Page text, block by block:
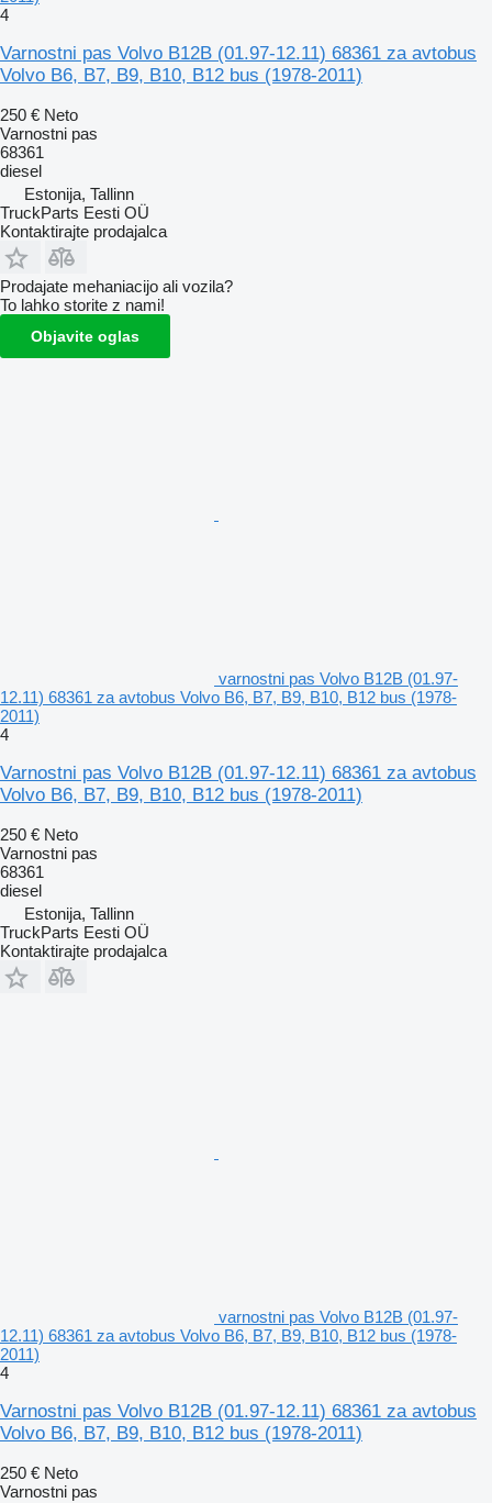
4
Varnostni pas Volvo B12B (01.97-12.11) 68361 za avtobus
Volvo B6, B7, B9, B10, B12 bus (1978-2011)
250 € Neto
Varnostni pas
68361
diesel
Estonija, Tallinn
TruckParts Eesti OÜ
Kontaktirajte prodajalca
Prodajate mehaniacijo ali vozila?
To lahko storite z nami!
Objavite oglas
varnostni pas Volvo B12B (01.97-
12.11) 68361 za avtobus Volvo B6, B7, B9, B10, B12 bus (1978-
2011)
4
Varnostni pas Volvo B12B (01.97-12.11) 68361 za avtobus
Volvo B6, B7, B9, B10, B12 bus (1978-2011)
250 € Neto
Varnostni pas
68361
diesel
Estonija, Tallinn
TruckParts Eesti OÜ
Kontaktirajte prodajalca
varnostni pas Volvo B12B (01.97-
12.11) 68361 za avtobus Volvo B6, B7, B9, B10, B12 bus (1978-
2011)
4
Varnostni pas Volvo B12B (01.97-12.11) 68361 za avtobus
Volvo B6, B7, B9, B10, B12 bus (1978-2011)
250 € Neto
Varnostni pas